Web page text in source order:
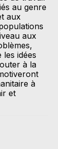
au genre
aux
aux
idées
à la
à
et